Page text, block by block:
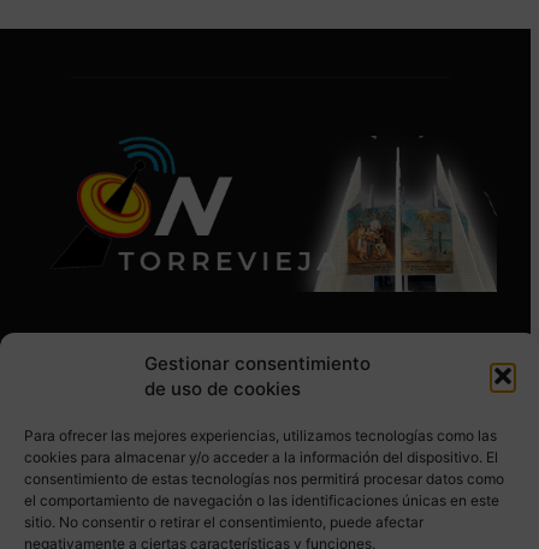
Gestionar consentimiento
de uso de cookies
Para ofrecer las mejores experiencias, utilizamos tecnologías como las
cookies para almacenar y/o acceder a la información del dispositivo. El
consentimiento de estas tecnologías nos permitirá procesar datos como
el comportamiento de navegación o las identificaciones únicas en este
sitio. No consentir o retirar el consentimiento, puede afectar
negativamente a ciertas características y funciones.
SÍGUENOS EN REDES SOCIALES